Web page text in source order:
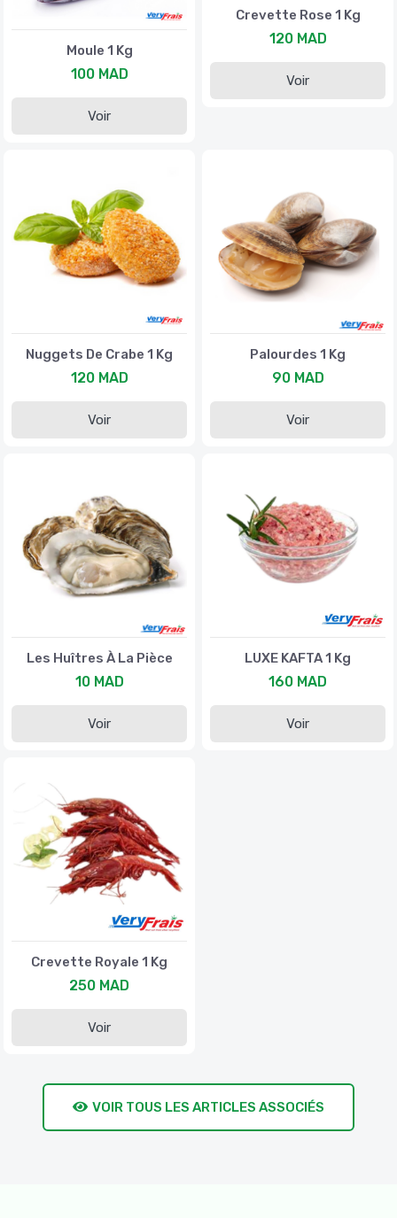
Moule 1 Kg
100 MAD
Voir
Crevette Rose 1 Kg
120 MAD
Voir
Nuggets De Crabe 1 Kg
120 MAD
Voir
Palourdes 1 Kg
90 MAD
Voir
Les Huîtres À La Pièce
10 MAD
Voir
LUXE KAFTA 1 Kg
160 MAD
Voir
Crevette Royale 1 Kg
250 MAD
Voir
VOIR TOUS LES ARTICLES ASSOCIÉS